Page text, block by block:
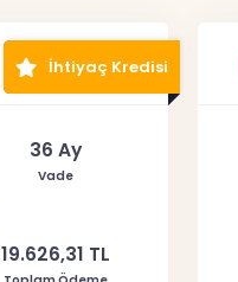
İhtiyaç Kredisi
36 Ay
Vade
19.626,31 TL